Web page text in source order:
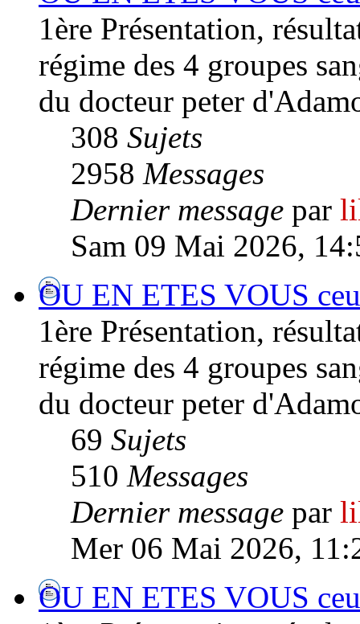
1ère Présentation,
régime des 4 groupes
du docteur peter
308 Sujets
2958 Messages
Dernier message par
Sam 09 Mai 2026,
OU EN ETES VOUS
1ère Présentation,
régime des 4 groupes
du docteur peter
69 Sujets
510 Messages
Dernier message par
Mer 06 Mai 2026,
OU EN ETES VOUS